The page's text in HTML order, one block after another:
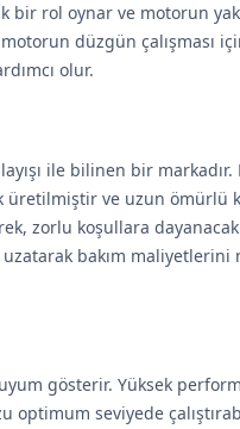
bir rol oynar ve motorun
düzgün çalışması
olur.
ile bilinen bir markadır.
üretilmiştir ve uzun ömürlü
zorlu koşullara
bakım maliyetlerini
gösterir. Yüksek
optimum seviyede